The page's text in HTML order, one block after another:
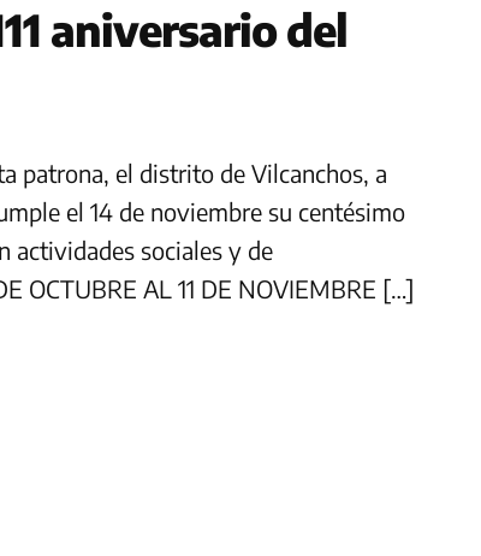
aniversario del
patrona, el distrito de Vilcanchos, a
el 14 de noviembre su centésimo
actividades sociales y de
OCTUBRE AL 11 DE NOVIEMBRE […]